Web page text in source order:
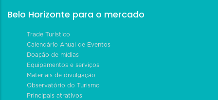
Belo Horizonte para o mercado
Trade Turístico
Calendário Anual de Eventos
Doação de mídias
Equipamentos e serviços
Materiais de divulgação
Observatório do Turismo
Principais atrativos